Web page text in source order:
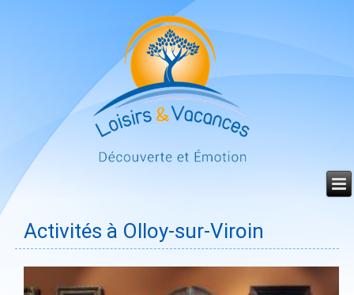
Activités à Olloy-sur-Viroin
précédente
précédent